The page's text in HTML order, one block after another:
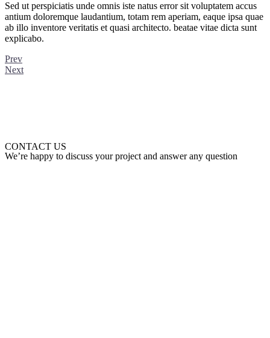
Sed ut perspiciatis unde omnis iste natus error sit voluptatem accus
antium doloremque laudantium, totam rem aperiam, eaque ipsa quae
ab illo inventore veritatis et quasi architecto. beatae vitae dicta sunt
explicabo.
Prev
Next
CONTACT US
We’re happy to discuss your project and answer any question